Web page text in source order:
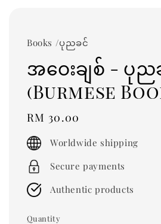
Books /ပုညခင်
အဝေးချစ် - ပုည
(Burmese
Regular
price
RM 30.00
Worldwide shipping
Secure payments
Authentic products
Quantity